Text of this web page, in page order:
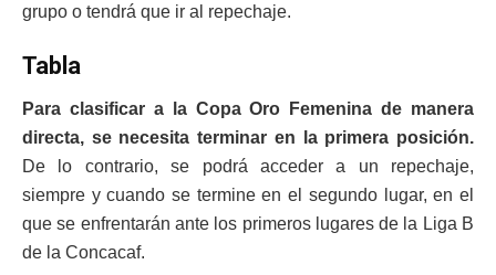
grupo o tendrá que ir al repechaje.
Tabla
Para clasificar a la Copa Oro Femenina de manera
directa, se necesita terminar en la primera posición.
De lo contrario, se podrá acceder a un repechaje,
siempre y cuando se termine en el segundo lugar, en el
que se enfrentarán ante los primeros lugares de la Liga B
de la Concacaf.